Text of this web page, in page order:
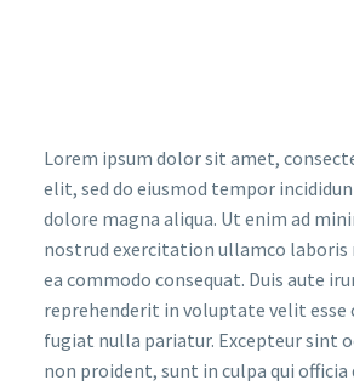
Lorem ipsum dolor sit amet,
elit, sed do eiusmod tempor
dolore magna aliqua. Ut enim ad
nostrud exercitation ullamco laboris
ea commodo consequat. Duis aute
reprehenderit in voluptate velit esse
fugiat nulla pariatur. Excepteur sint
non proident, sunt in culpa qui